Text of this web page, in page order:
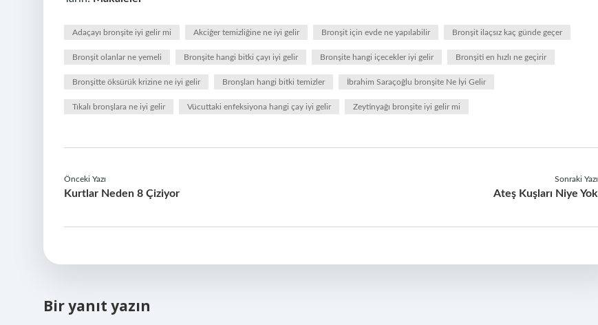
Adaçayı bronşite iyi gelir mi Akciğer temizliğine ne iyi gelir Bronşit için evde ne yapılabilir Bronşit ilaçsız kaç günde geçer
Bronşit olanlar ne yemeli Bronşite hangi bitki çayı iyi gelir Bronşite hangi içecekler iyi gelir Bronşiti en hızlı ne geçirir
Bronşitte öksürük krizine ne iyi gelir Bronşları hangi bitki temizler İbrahim Saraçoğlu bronşite Ne İyi Gelir
Tıkalı bronşlara ne iyi gelir Vücuttaki enfeksiyona hangi çay iyi gelir Zeytinyağı bronşite iyi gelir mi
Önceki Yazı
Kurtlar Neden 8 Çiziyor
Sonraki Yazı
Ateş Kuşları Niye Yok
Bir yanıt yazın